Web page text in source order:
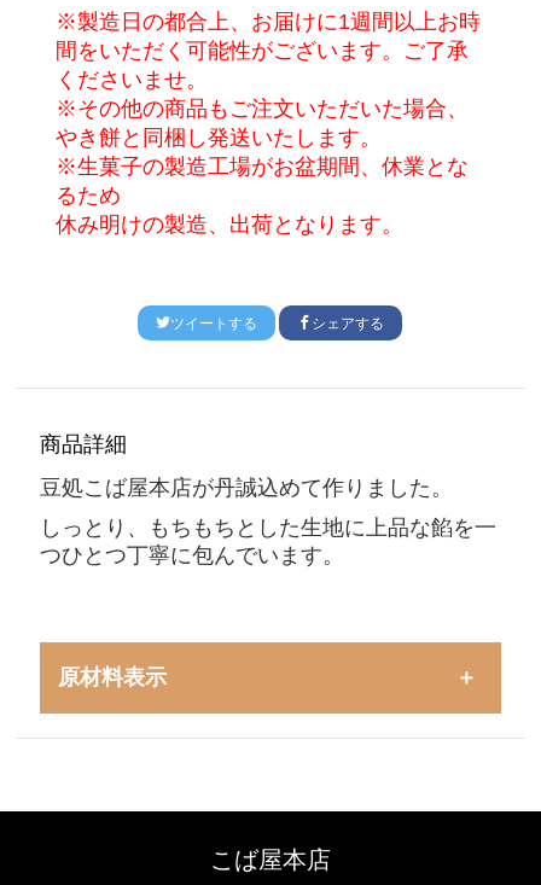
※製造日の都合上、お届けに1週間以上お時
間をいただく可能性がございます。ご了承
くださいませ。
※その他の商品もご注文いただいた場合、
やき餅と同梱し発送いたします。
※生菓子の製造工場がお盆期間、休業とな
るため
休み明けの製造、出荷となります。
ツイートする シェアする
商品詳細
豆処こば屋本店が丹誠込めて作りました。
しっとり、もちもちとした生地に上品な餡を一
つひとつ丁寧に包んでいます。
原材料表示
こば屋本店